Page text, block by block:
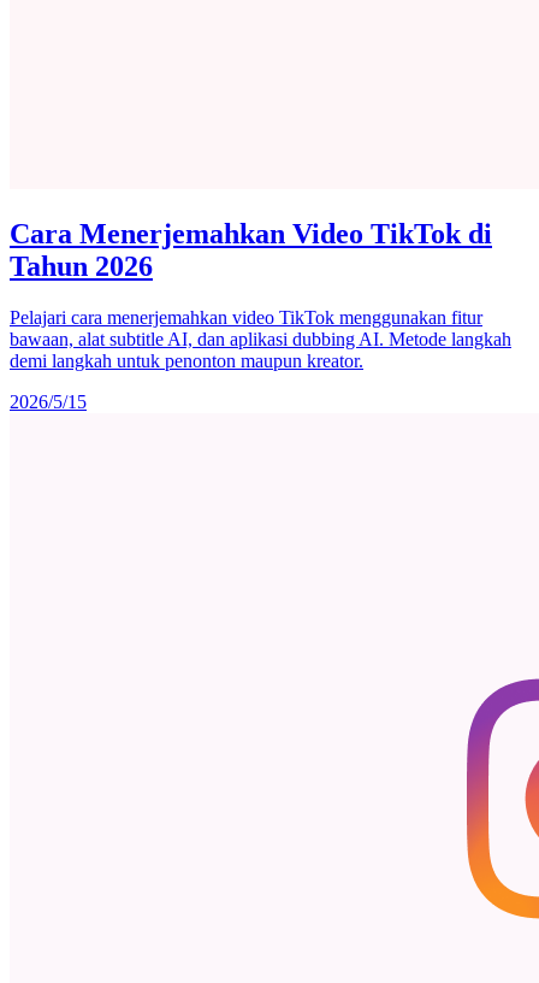
Cara Menerjemahkan Video TikTok di
Tahun 2026
Pelajari cara menerjemahkan video TikTok menggunakan fitur
bawaan, alat subtitle AI, dan aplikasi dubbing AI. Metode langkah
demi langkah untuk penonton maupun kreator.
2026/5/15